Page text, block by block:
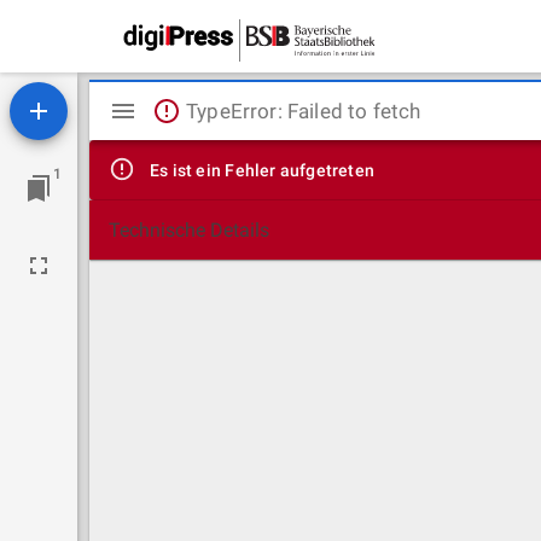
1
Mirador
Viewer
TypeError: Failed to fetch
Es ist ein Fehler aufgetreten
Technische Details